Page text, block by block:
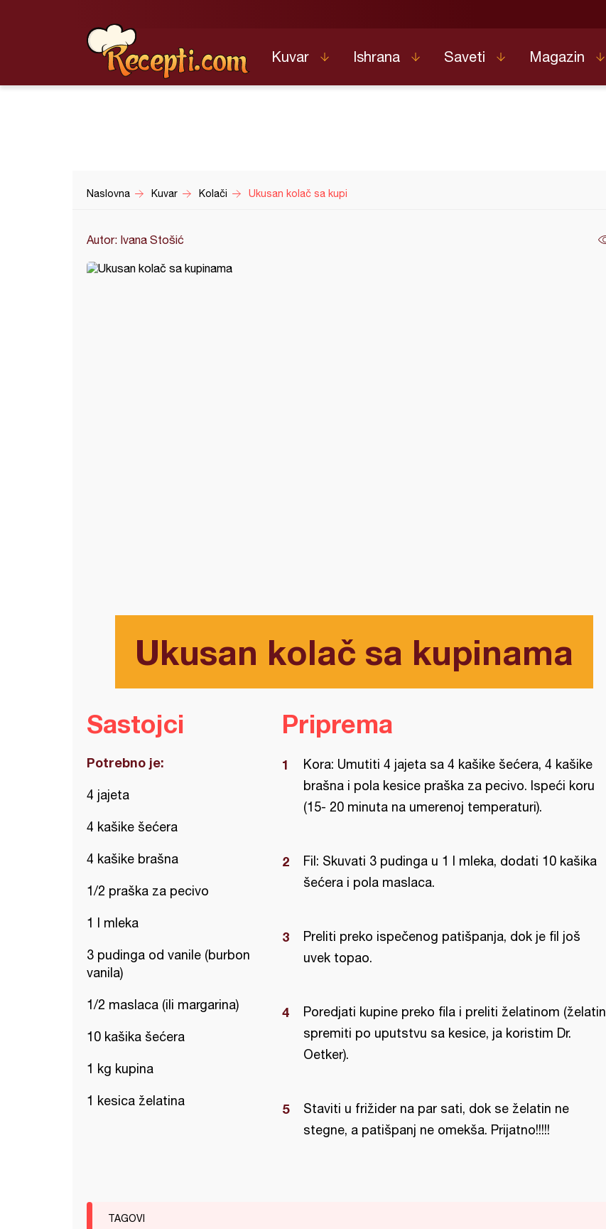
Kuvar Ishrana Saveti Magazin
Naslovna Kuvar Kolači Ukusan kolač sa kupi
Autor: Ivana Stošić
Ukusan kolač sa kupinama
Sastojci
Potrebno je:
4 jajeta
4 kašike šećera
4 kašike brašna
1/2 praška za pecivo
1 l mleka
3 pudinga od vanile (burbon
vanila)
1/2 maslaca (ili margarina)
10 kašika šećera
1 kg kupina
1 kesica želatina
Priprema
Kora: Umutiti 4 jajeta sa 4 kašike šećera, 4 kašike
brašna i pola kesice praška za pecivo. Ispeći koru
(15- 20 minuta na umerenoj temperaturi).
Fil: Skuvati 3 pudinga u 1 l mleka, dodati 10 kašika
šećera i pola maslaca.
Preliti preko ispečenog patišpanja, dok je fil još
uvek topao.
Poredjati kupine preko fila i preliti želatinom (želatin
spremiti po uputstvu sa kesice, ja koristim Dr.
Oetker).
Staviti u frižider na par sati, dok se želatin ne
stegne, a patišpanj ne omekša. Prijatno!!!!!
TAGOVI